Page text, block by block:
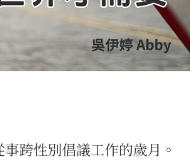
跨性別倡議工作的歲月。